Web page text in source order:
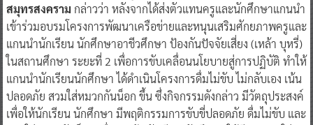
สมุทรสงคราม กล่าวว่า หลังจากได้ส่งตัวแทนครูและนักศึกษาแกนนำ
เข้าร่วมอบรมโครงการพัฒนาเครือข่ายและหนุนเสริมศักยภาพครูและ
แกนนำนักเรียน นักศึกษาอาชีวศึกษา ป้องกันปัจจัยเสี่ยง (เหล้า บุหรี่)
ในสถานศึกษา ระยะที่ 2 เพื่อการขับเคลื่อนนโยบายสู่การปฏิบัติ ทำให้
แกนนำนักเรียนนักศึกษา ได้ดำเนินโครงการดื่มไม่ขับ ไม่กลับเอง เน้น
ปลอดภัย สวมใส่หมวกกันน็อก ขึ้น ซึ่งกิจกรรมดังกล่าว มีวัตถุประสงค์
เพื่อให้นักเรียน นักศึกษา มีพฤติกรรมการขับขี่ปลอดภัย ดื่มไม่ขับ และ